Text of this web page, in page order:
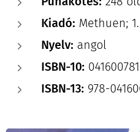
Kiadó: Methuen;
Nyelv: angol
ISBN-10:
ISBN-13: 978-